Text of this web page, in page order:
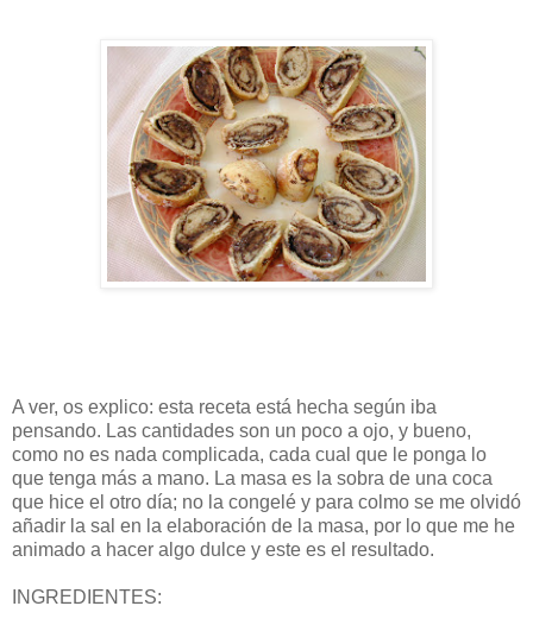
A ver, os explico: esta receta está hecha según iba
pensando. Las cantidades son un poco a ojo, y bueno,
como no es nada complicada, cada cual que le ponga lo
que tenga más a mano. La masa es la sobra de una coca
que hice el otro día; no la congelé y para colmo se me olvidó
añadir la sal en la elaboración de la masa, por lo que me he
animado a hacer algo dulce y este es el resultado.
INGREDIENTES: